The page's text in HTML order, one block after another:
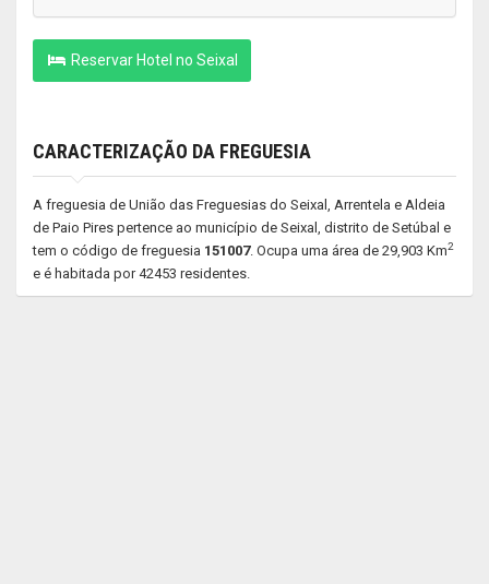
Reservar Hotel no Seixal
CARACTERIZAÇÃO DA FREGUESIA
A freguesia de União das Freguesias do Seixal, Arrentela e Aldeia
de Paio Pires pertence ao município de Seixal, distrito de Setúbal e
tem o código de freguesia 151007. Ocupa uma área de 29,903 Km2
e é habitada por 42453 residentes.